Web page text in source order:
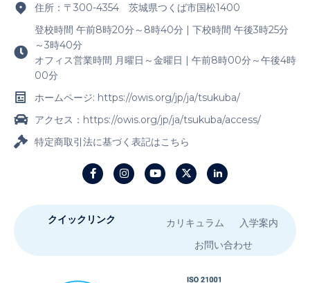
住所：〒300-4354 茨城県つくば市国松1400
登校時間 午前8時20分～8時40分 | 下校時間 午後3時25分
～3時40分
オフィス営業時間 月曜日～金曜日 | 午前8時00分～午後4時
00分
ホームページ: https://owis.org/jp/ja/tsukuba/
アクセス：https://owis.org/jp/ja/tsukuba/access/
特定商取引法に基づく表記はこちら
クイックリンク カリキュラム
入学案内
お問い合わせ